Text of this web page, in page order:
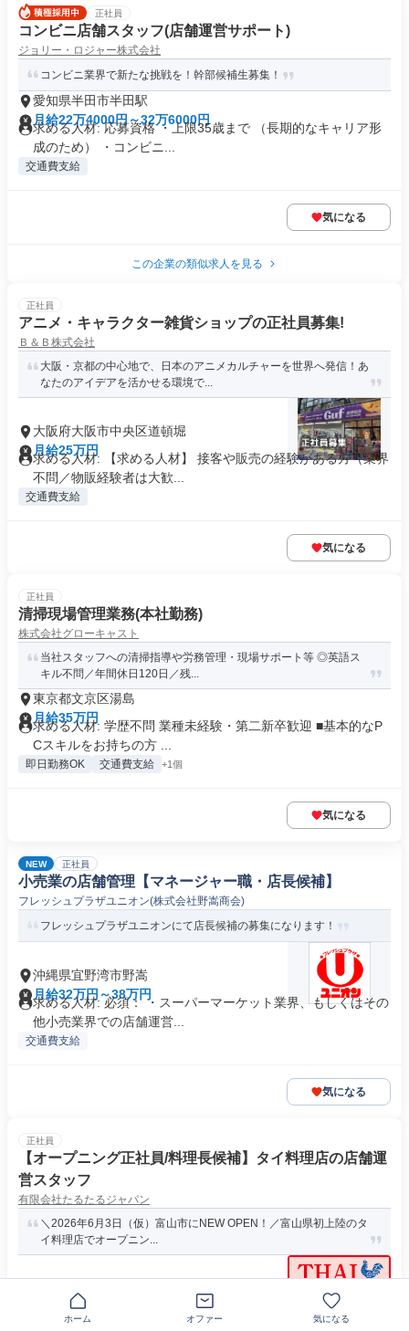
正社員
コンビニ店舗スタッフ(店舗運営サポート)
ジョリー・ロジャー株式会社
コンビニ業界で新たな挑戦を！幹部候補生募集！
愛知県半田市半田駅
月給22万4000円～32万6000円
求める人材: 応募資格 ・上限35歳まで （長期的なキャリア形
成のため） ・コンビニ...
交通費支給
気になる
この企業の類似求人を見る
正社員
アニメ・キャラクター雑貨ショップの正社員募集!
Ｂ＆Ｂ株式会社
大阪・京都の中心地で、日本のアニメカルチャーを世界へ発信！あ
なたのアイデアを活かせる環境で...
大阪府大阪市中央区道頓堀
月給25万円
求める人材: 【求める人材】 接客や販売の経験がある方（業界
不問／物販経験者は大歓...
交通費支給
気になる
正社員
清掃現場管理業務(本社勤務)
株式会社グローキャスト
当社スタッフへの清掃指導や労務管理・現場サポート等 ◎英語ス
キル不問／年間休日120日／残...
東京都文京区湯島
月給35万円
求める人材: 学歴不問 業種未経験・第二新卒歓迎 ■基本的なP
Cスキルをお持ちの方 ...
即日勤務OK 交通費支給 +1個
気になる
NEW 正社員
小売業の店舗管理【マネージャー職・店長候補】
フレッシュプラザユニオン(株式会社野嵩商会)
フレッシュプラザユニオンにて店長候補の募集になります！
沖縄県宜野湾市野嵩
月給32万円～38万円
求める人材: 必須： ・スーパーマーケット業界、もしくはその
他小売業界での店舗運営...
交通費支給
気になる
正社員
【オープニング正社員/料理長候補】タイ料理店の店舗運
営スタッフ
有限会社たるたるジャパン
＼2026年6月3日（仮）富山市にNEW OPEN！／富山県初上陸のタ
イ料理店でオープニン...
月給32万円～50万円
求める人材: ・未経験歓迎 ・学歴不問 ・ブランクOK ・飲食業
ホーム オファー 気になる